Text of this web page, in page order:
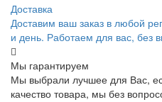
Доставка
Доставим ваш заказ в любой
и день. Работаем для вас, без
Мы гарантируем
Мы выбрали лучшее для Вас,
качество товара, мы без